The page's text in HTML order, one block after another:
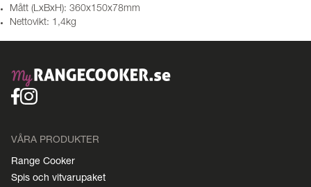
Mått (LxBxH): 360x150x78mm
Nettovikt: 1,4kg
VÅRA PRODUKTER
Range Cooker
Spis och vitvarupaket